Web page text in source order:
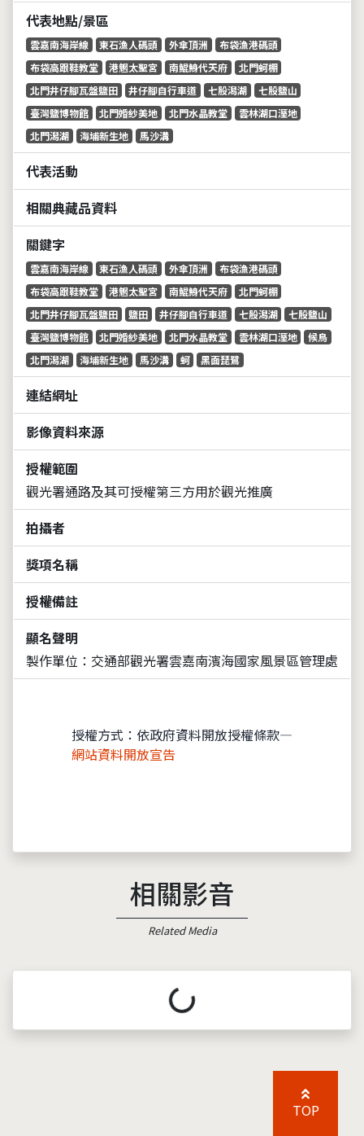
代表地點/景區
雲嘉南海岸線 東石漁人碼頭 外傘頂洲
布袋漁港碼頭
布袋高跟鞋教堂
港魍太聖宮 南鯤鯓代天府
北門蚵棚
北門井仔腳瓦盤鹽田
井仔腳自行車道 七股潟湖
七股鹽山
臺灣鹽博物館
北門婚紗美地 北門水晶教堂
雲林湖口溼地
北門潟湖
海埔新生地 馬沙溝
代表活動
相關典藏品資料
關鍵字
雲嘉南海岸線 東石漁人碼頭 外傘頂洲
布袋漁港碼頭
布袋高跟鞋教堂
港魍太聖宮 南鯤鯓代天府
北門蚵棚
北門井仔腳瓦盤鹽田
鹽田 井仔腳自行車道 七股潟湖
七股鹽山
臺灣鹽博物館
北門婚紗美地 北門水晶教堂 雲林湖口溼地
候鳥
北門潟湖
海埔新生地 馬沙溝 蚵 黑面琵鷺
連結網址
影像資料來源
授權範圍
觀光署通路及其可授權第三方用於觀光推廣
拍攝者
獎項名稱
授權備註
顯名聲明
製作單位：交通部觀光署雲嘉南濱海國家風景區管理處
授權方式：依政府資料開放授權條款—
網站資料開放宣告
相關影音
Related Media
載入中...
TOP